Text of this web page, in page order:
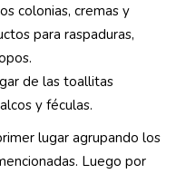
colonias, cremas y
para raspaduras,
de las toallitas
y féculas.
lugar agrupando los
Luego por